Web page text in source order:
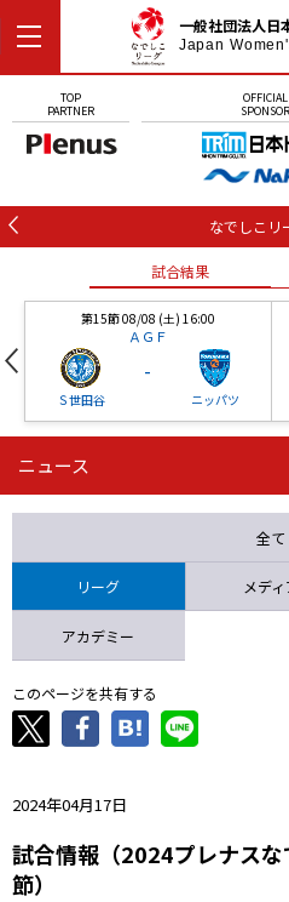
一般社団法人日
Japan
TOP
PARTNER
OFFICIAL
SPONSOR
なでしこリ
試合結果
第15節 08/08 (土) 16:00
ＡＧＦ
Ｓ世田谷
-
ニッパツ
第16節 09/05 (土) 15:00
ニッパツ
ニュース
全て
リーグ メディ
アカデミー
このページを共有する
2024年04月17日
試合情報（2024プレナス
節）